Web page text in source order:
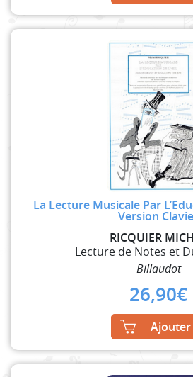
La Lecture Musicale Par
Version
RICQUIER
Lecture de Notes et
Billaudot
26,90€
Ajouter